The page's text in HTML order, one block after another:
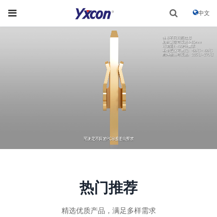
中文
热门推荐
精选优质产品，满足多样需求